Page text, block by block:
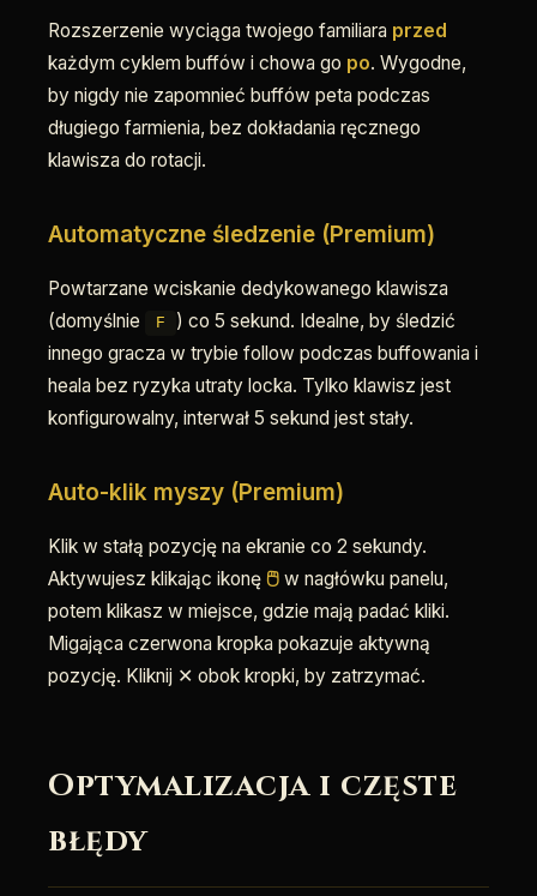
Rozszerzenie wyciąga twojego familiara przed
każdym cyklem buffów i chowa go po. Wygodne,
by nigdy nie zapomnieć buffów peta podczas
długiego farmienia, bez dokładania ręcznego
klawisza do rotacji.
Automatyczne śledzenie (Premium)
Powtarzane wciskanie dedykowanego klawisza
(domyślnie
F
) co 5 sekund. Idealne, by śledzić
innego gracza w trybie follow podczas buffowania i
heala bez ryzyka utraty locka. Tylko klawisz jest
konfigurowalny, interwał 5 sekund jest stały.
Auto-klik myszy (Premium)
Klik w stałą pozycję na ekranie co 2 sekundy.
Aktywujesz klikając ikonę 🖱 w nagłówku panelu,
potem klikasz w miejsce, gdzie mają padać kliki.
Migająca czerwona kropka pokazuje aktywną
pozycję. Kliknij ✕ obok kropki, by zatrzymać.
Optymalizacja i częste
błędy